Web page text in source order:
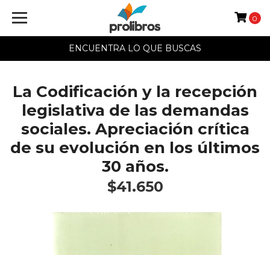
ENCUENTRA LO QUE BUSCAS
0
La Codificación y la recepción
legislativa de las demandas
sociales. Apreciación crítica
de su evolución en los últimos
30 años.
$41.650